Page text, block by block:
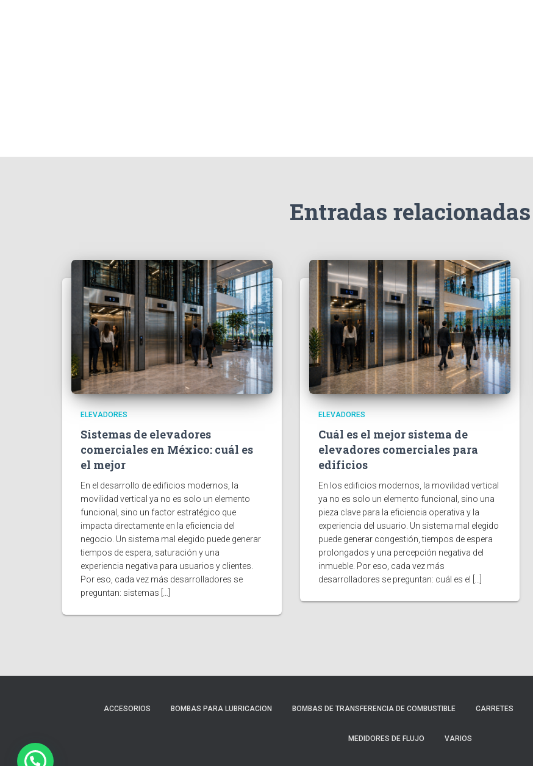
Entradas relacionadas
ELEVADORES
Sistemas de elevadores
comerciales en México: cuál es
el mejor
En el desarrollo de edificios modernos, la
movilidad vertical ya no es solo un elemento
funcional, sino un factor estratégico que
impacta directamente en la eficiencia del
negocio. Un sistema mal elegido puede generar
tiempos de espera, saturación y una
experiencia negativa para usuarios y clientes.
Por eso, cada vez más desarrolladores se
preguntan: sistemas […]
ELEVADORES
Cuál es el mejor sistema de
elevadores comerciales para
edificios
En los edificios modernos, la movilidad vertical
ya no es solo un elemento funcional, sino una
pieza clave para la eficiencia operativa y la
experiencia del usuario. Un sistema mal elegido
puede generar congestión, tiempos de espera
prolongados y una percepción negativa del
inmueble. Por eso, cada vez más
desarrolladores se preguntan: cuál es el […]
ACCESORIOS BOMBAS PARA LUBRICACION BOMBAS DE TRANSFERENCIA DE COMBUSTIBLE CARRETES
MEDIDORES DE FLUJO VARIOS